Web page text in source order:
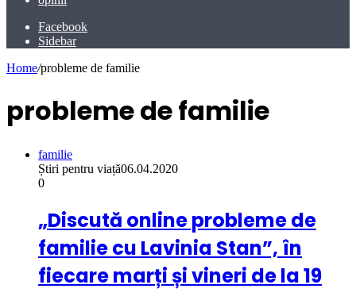
Facebook
Sidebar
Home/probleme de familie
probleme de familie
familie
Știri pentru viață06.04.2020
0
„Discută online probleme de
familie cu Lavinia Stan”, în
fiecare marți și vineri de la 19